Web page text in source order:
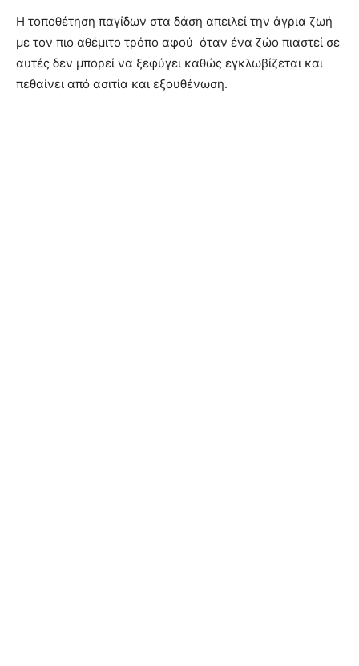
Η τοποθέτηση παγίδων στα δάση απειλεί την άγρια ζωή
με τον πιο αθέμιτο τρόπο αφού όταν ένα ζώο πιαστεί σε
αυτές δεν μπορεί να ξεφύγει καθώς εγκλωβίζεται και
πεθαίνει από ασιτία και εξουθένωση.